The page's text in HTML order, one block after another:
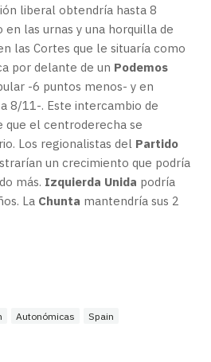
liberal obtendría hasta 8
las urnas y una horquilla de
las Cortes que le situaría como
por delante de un Podemos
-6 puntos menos- y en
8/11-. Este intercambio de
que el centroderecha se
Los regionalistas del Partido
un crecimiento que podría
más. Izquierda Unida podría
La Chunta mantendría sus 2
Autonómicas
Spain